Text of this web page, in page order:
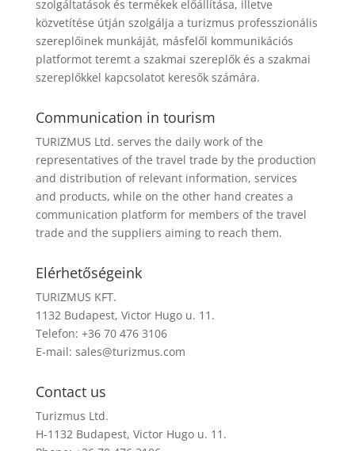
szolgáltatások és termékek előállítása, illetve
közvetítése útján szolgálja a turizmus professzionális
szereplőinek munkáját, másfelől kommunikációs
platformot teremt a szakmai szereplők és a szakmai
szereplőkkel kapcsolatot keresők számára.
Communication in tourism
TURIZMUS Ltd. serves the daily work of the
representatives of the travel trade by the production
and distribution of relevant information, services
and products, while on the other hand creates a
communication platform for members of the travel
trade and the suppliers aiming to reach them.
Elérhetőségeink
TURIZMUS KFT.
1132 Budapest, Victor Hugo u. 11.
Telefon: +36 70 476 3106
E-mail: sales@turizmus.com
Contact us
Turizmus Ltd.
H-1132 Budapest, Victor Hugo u. 11.